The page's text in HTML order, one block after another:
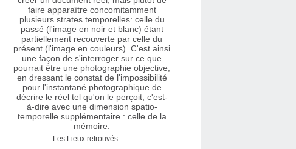
Les Lieux retrouvés